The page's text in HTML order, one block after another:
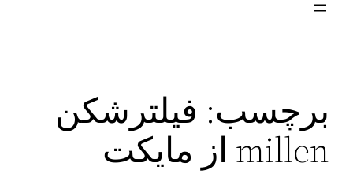
برچسب: فیلترشکن
millen از مایکت